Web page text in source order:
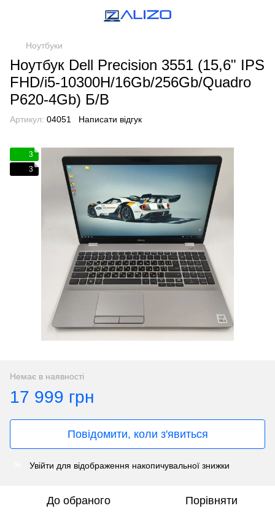
Ноутбуки
Ноутбук Dell Precision 3551 (15,6" IPS
FHD/i5-10300H/16Gb/256Gb/Quadro
P620-4Gb) Б/В
Артикул: 04051 Написати відгук
3
3
Немає в наявності
17 999 грн
Повідомити, коли з'явиться
Увійти для відображення накопичувальної знижки
До обраного Порівняти